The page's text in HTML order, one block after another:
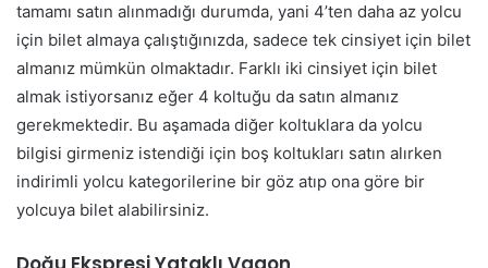
tamamı satın alınmadığı durumda, yani 4’ten daha az yolcu
için bilet almaya çalıştığınızda, sadece tek cinsiyet için bilet
almanız mümkün olmaktadır. Farklı iki cinsiyet için bilet
almak istiyorsanız eğer 4 koltuğu da satın almanız
gerekmektedir. Bu aşamada diğer koltuklara da yolcu
bilgisi girmeniz istendiği için boş koltukları satın alırken
indirimli yolcu kategorilerine bir göz atıp ona göre bir
yolcuya bilet alabilirsiniz.